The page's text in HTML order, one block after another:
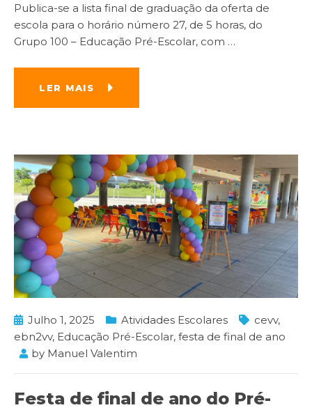
Publica-se a lista final de graduação da oferta de
escola para o horário número 27, de 5 horas, do
Grupo 100 – Educação Pré-Escolar, com …
LER MAIS
Julho 1, 2025 Atividades Escolares cevv,
ebn2vv, Educação Pré-Escolar, festa de final de ano
by Manuel Valentim
Festa de final de ano do Pré-